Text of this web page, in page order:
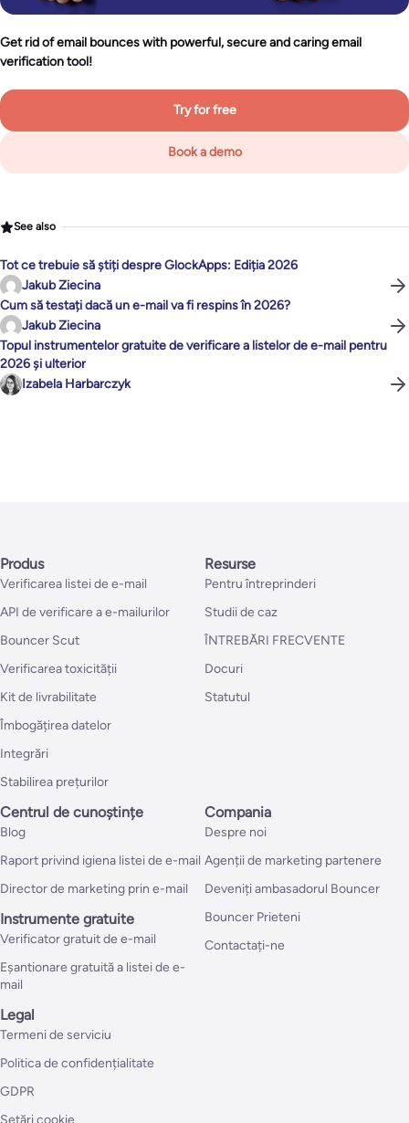
Get rid of email bounces with powerful, secure and caring email
verification tool!
Try for free
Book a demo
See also
Tot ce trebuie să știți despre GlockApps: Ediția 2026
Jakub Ziecina
Cum să testați dacă un e-mail va fi respins în 2026?
Jakub Ziecina
Topul instrumentelor gratuite de verificare a listelor de e-mail pentru
2026 și ulterior
Izabela Harbarczyk
Produs
Verificarea listei de e-mail
API de verificare a e-mailurilor
Bouncer Scut
Verificarea toxicității
Kit de livrabilitate
Îmbogățirea datelor
Integrări
Stabilirea prețurilor
Resurse
Pentru întreprinderi
Studii de caz
ÎNTREBĂRI FRECVENTE
Docuri
Statutul
Centrul de cunoștințe
Blog
Raport privind igiena listei de e-mail
Director de marketing prin e-mail
Instrumente gratuite
Verificator gratuit de e-mail
Eșantionare gratuită a listei de e-
mail
Compania
Despre noi
Agenții de marketing partenere
Deveniți ambasadorul Bouncer
Bouncer Prieteni
Contactați-ne
Legal
Termeni de serviciu
Politica de confidențialitate
GDPR